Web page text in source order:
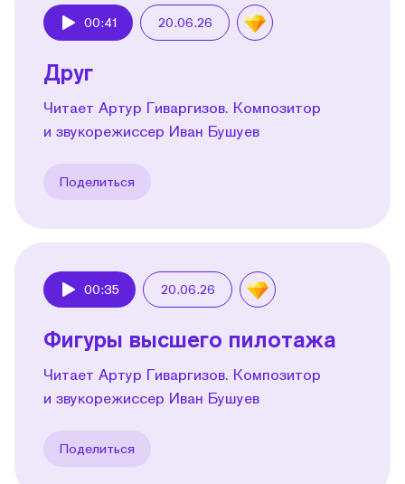
00:41 20.06.26
Друг
Читает Артур Гиваргизов. Композитор
и звукорежиссер Иван Бушуев
Поделиться
00:35 20.06.26
Фигуры высшего пилотажа
Читает Артур Гиваргизов. Композитор
и звукорежиссер Иван Бушуев
Поделиться